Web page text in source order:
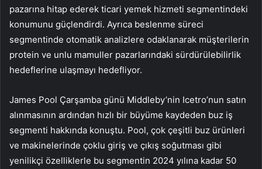
pazarına hitap ederek ticari yemek hizmeti segmentindeki
konumunu güçlendirdi. Ayrıca beslenme süreci
segmentinde otomatik analizlere odaklanarak müşterilerin
protein ve unlu mamuller pazarlarındaki sürdürülebilirlik
hedeflerine ulaşmayı hedefliyor.
James Pool Çarşamba günü Middleby’nin Icetro’nun satın
alınmasının ardından hızlı bir büyüme kaydeden buz iş
segmenti hakkında konuştu. Pool, çok çeşitli buz ürünleri
ve makinelerinde çoklu giriş ve çıkış soğutması gibi
yenilikçi özelliklerle bu segmentin 2024 yılına kadar 50